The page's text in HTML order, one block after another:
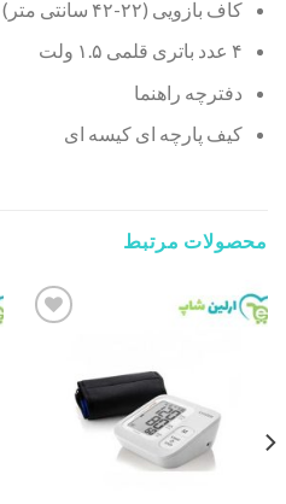
کاف بازویی (۲۲-۴۲ سانتی متر)
۴ عدد باتری قلمی ۱.۵ ولت
دفترچه راهنما
کیف پارچه ای کیسه ای
محصولات مرتبط